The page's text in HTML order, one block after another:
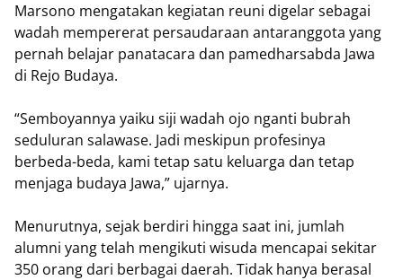
Marsono mengatakan kegiatan reuni digelar sebagai
wadah mempererat persaudaraan antaranggota yang
pernah belajar panatacara dan pamedharsabda Jawa
di Rejo Budaya.
‎“Semboyannya yaiku siji wadah ojo nganti bubrah
seduluran salawase. Jadi meskipun profesinya
berbeda-beda, kami tetap satu keluarga dan tetap
menjaga budaya Jawa,” ujarnya.
‎Menurutnya, sejak berdiri hingga saat ini, jumlah
alumni yang telah mengikuti wisuda mencapai sekitar
350 orang dari berbagai daerah. Tidak hanya berasal